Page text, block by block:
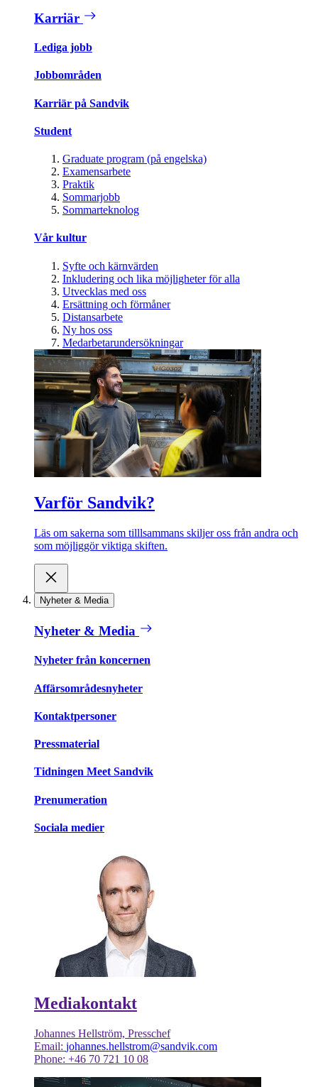
Karriär
Lediga jobb
Jobbområden
Karriär på Sandvik
Student
Graduate program (på engelska)
Examensarbete
Praktik
Sommarjobb
Sommarteknolog
Vår kultur
Syfte och kärnvärden
Inkludering och lika möjligheter för alla
Utvecklas med oss
Ersättning och förmåner
Distansarbete
Ny hos oss
Medarbetarundersökningar
Varför Sandvik?
Läs om sakerna som tilllsammans skiljer oss från andra och
som möjliggör viktiga skiften.
Nyheter & Media
Nyheter & Media
Nyheter från koncernen
Affärsområdesnyheter
Kontaktpersoner
Pressmaterial
Tidningen Meet Sandvik
Prenumeration
Sociala medier
Mediakontakt
Johannes Hellström, Presschef
Email: johannes.hellstrom@sandvik.com
Phone: +46 70 721 10 08